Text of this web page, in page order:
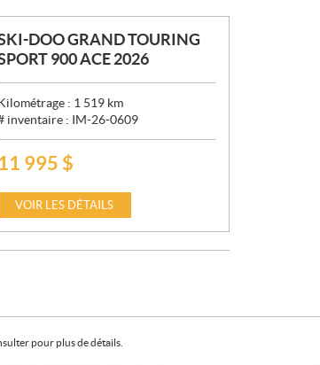
DOO GRAND TOURING
900 ACE 2026
: 1 519 km
inventaire : IM-26-0609
P
11 995 $
VOIR LES DÉTAILS
pour plus de détails.